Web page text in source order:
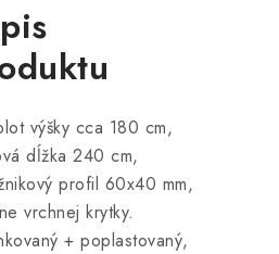
výšky cca 180 cm,
dĺžka 240 cm,
profil 60x40 mm,
vrchnej krytky.
+ poplastovaný,